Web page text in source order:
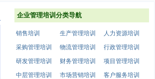
企业管理培训分类导航
销售培训 生产管理培训
人力资源培训
采购管理培训
物流管理培训
行政管理培训
研发管理培训
财务管理培训
项目管理培训
中层管理培训
市场营销培训
客户服务培训